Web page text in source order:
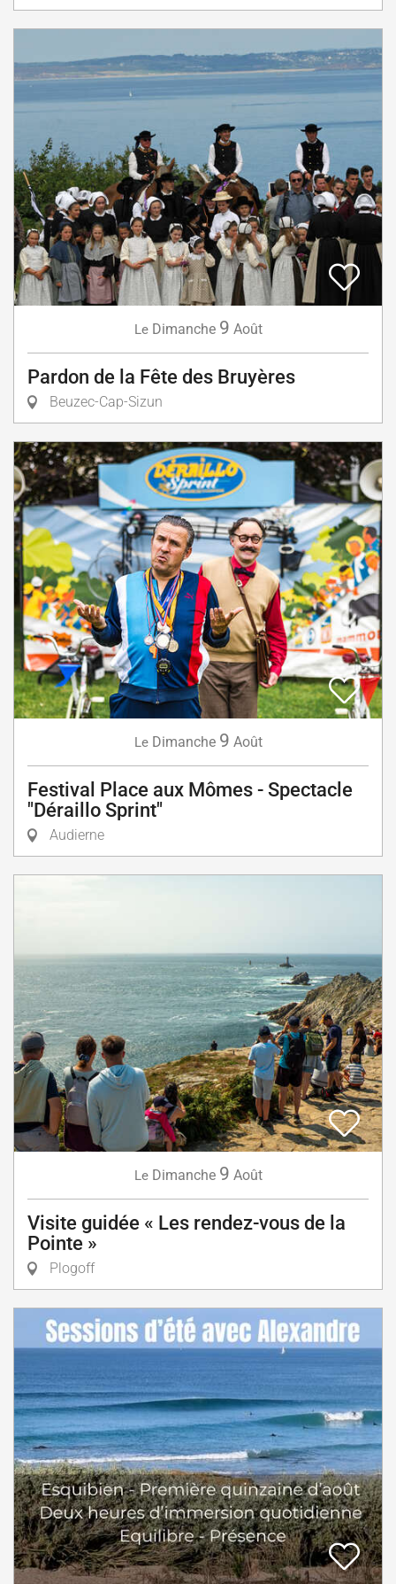
Le Dimanche 9 Août
Pardon de la Fête des Bruyères
Beuzec-Cap-Sizun
Le Dimanche 9 Août
Festival Place aux Mômes - Spectacle
"Déraillo Sprint"
Audierne
Le Dimanche 9 Août
Visite guidée « Les rendez-vous de la
Pointe »
Plogoff